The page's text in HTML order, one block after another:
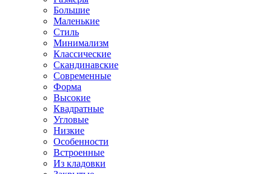
Большие
Маленькие
Стиль
Минимализм
Классические
Скандинавские
Современные
Форма
Высокие
Квадратные
Угловые
Низкие
Особенности
Встроенные
Из кладовки